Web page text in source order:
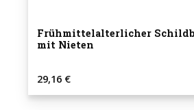
Frühmittelalterlicher
mit Nieten
Regulärer Preis:
29,16 €